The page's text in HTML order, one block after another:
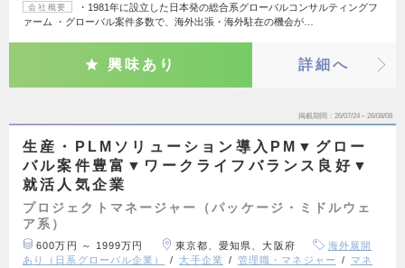
会社概要
・1981年に設立した日本発の総合系グローバルコンサルティングフ
ァーム ・グローバル案件多数で、海外出張・海外駐在の機会が…
興味あり 詳細へ
掲載期間 26/07/24～26/08/08
生産・PLMソリューション導入PM▼グロー
バル案件豊富▼ワークライフバランス良好▼
就活人気企業
プロジェクトマネージャー（パッケージ・ミドルウェ
ア系）
600万円 ～ 1999万円 東京都、愛知県、大阪府
海外展開
あり（日系グローバル企業）
大手企業 管理職・マネジャー
マネ